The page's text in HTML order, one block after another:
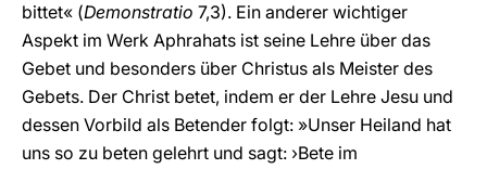
bittet« (Demonstratio 7,3). Ein anderer wichtiger
Aspekt im Werk Aphrahats ist seine Lehre über das
Gebet und besonders über Christus als Meister des
Gebets. Der Christ betet, indem er der Lehre Jesu und
dessen Vorbild als Betender folgt: »Unser Heiland hat
uns so zu beten gelehrt und sagt: ›Bete im